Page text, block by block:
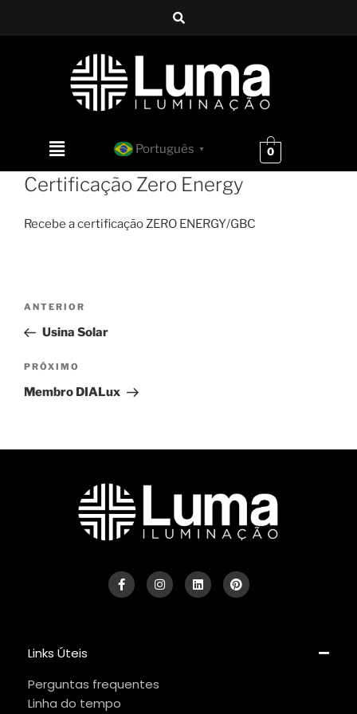
Português ▼ 0
Certificação Zero Energy
Recebe acertificaçãoZERO ENERGY/GBC
ANTERIOR
Usina Solar
PRÓXIMO
Membro DIALux
Links Úteis
Perguntas frequentes
Linha do tempo